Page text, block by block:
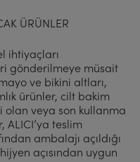
ÜRÜNLER
ihtiyaçları
gönderilmeye müsait
ve bikini altları,
ürünler, cilt bakim
olan veya son kullanma
teslim
ambalajı açıldığı
açısından uygun